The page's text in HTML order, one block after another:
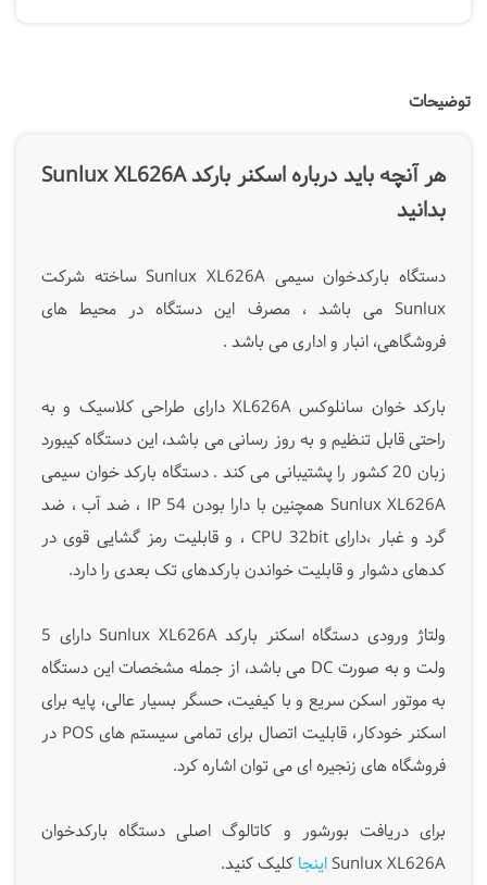
توضیحات
هر آنچه باید درباره اسکنر بارکد Sunlux XL626A
بدانید
دستگاه بارکدخوان سیمی Sunlux XL626A ساخته شرکت
Sunlux می باشد ، مصرف این دستگاه در محیط های
فروشگاهی، انبار و اداری می باشد .
بارکد خوان سانلوکس XL626A دارای طراحی کلاسیک و به
راحتی قابل تنظیم و به روز رسانی می باشد، این دستگاه کیبورد
زبان 20 کشور را پشتیبانی می کند . دستگاه بارکد خوان سیمی
Sunlux XL626A همچنین با دارا بودن IP 54 ، ضد آب ، ضد
گرد و غبار ،دارای CPU 32bit ، و قابلیت رمز گشایی قوی در
کدهای دشوار و قابلیت خواندن بارکدهای تک بعدی را دارد.
ولتاژ ورودی دستگاه اسکنر بارکد Sunlux XL626A دارای 5
ولت و به صورت DC می باشد، از جمله مشخصات این دستگاه
به موتور اسکن سریع و با کیفیت، حسگر بسیار عالی، پایه برای
اسکنر خودکار، قابلیت اتصال برای تمامی سیستم های POS در
فروشگاه های زنجیره ای می توان اشاره کرد.
برای دریافت بورشور و کاتالوگ اصلی دستگاه بارکدخوان
Sunlux XL626Aاینجا کلیک کنید.